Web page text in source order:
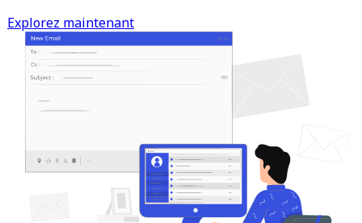
Explorez maintenant